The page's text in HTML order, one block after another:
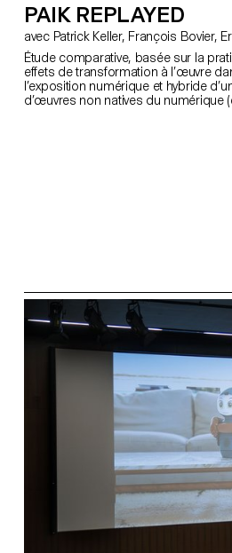
PAIK REPLAYED
avec
Étude comparative, basée sur la
effets de transformation à l’œuvre
l’exposition numérique et hybride
d’œuvres non natives du numérique